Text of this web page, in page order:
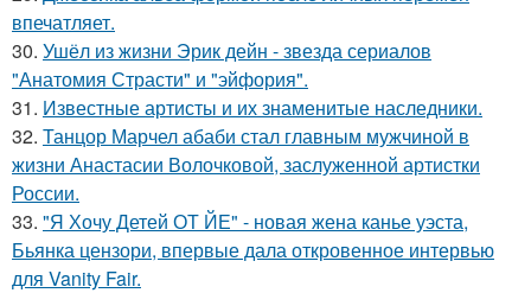
впечатляет.
30. Ушёл из жизни Эрик дейн - звезда сериалов
"Анатомия Страсти" и "эйфория".
31. Известные артисты и их знаменитые наследники.
32. Танцор Марчел абаби стал главным мужчиной в
жизни Анастасии Волочковой, заслуженной артистки
России.
33. "Я Хочу Детей ОТ ЙЕ" - новая жена канье уэста,
Бьянка цензори, впервые дала откровенное интервью
для Vanity Fair.